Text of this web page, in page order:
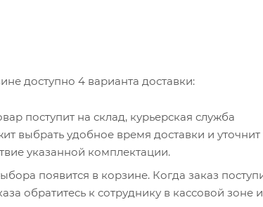
доступно 4 варианта доставки:
поступит на склад, курьерская служба
выбрать удобное время доставки и уточнит
указанной комплектации.
появится в корзине. Когда заказ
обратитесь к сотруднику в кассовой зоне и